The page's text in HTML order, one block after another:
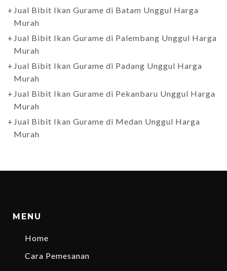
Jual Bibit Ikan Gurame di Batam Unggul Harga
Murah
Jual Bibit Ikan Gurame di Palembang Unggul Harga
Murah
Jual Bibit Ikan Gurame di Padang Unggul Harga
Murah
Jual Bibit Ikan Gurame di Pekanbaru Unggul Harga
Murah
Jual Bibit Ikan Gurame di Medan Unggul Harga
Murah
MENU
Home
Cara Pemesanan